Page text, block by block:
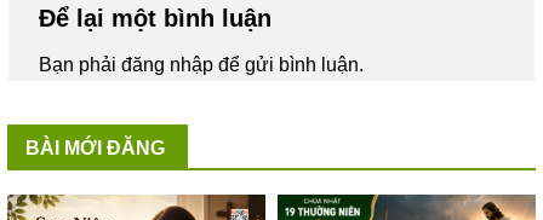
Để lại một bình luận
Bạn phảiđăng nhậpđể gửi bình luận.
BÀI MỚI ĐĂNG